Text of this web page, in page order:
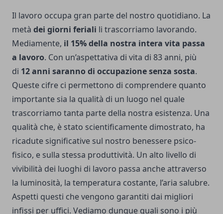
Il lavoro occupa gran parte del nostro quotidiano. La
metà dei giorni feriali li trascorriamo lavorando.
Mediamente, il 15% della nostra intera vita passa
a lavoro. Con un’aspettativa di vita di 83 anni, più
di 12 anni saranno di occupazione senza sosta.
Queste cifre ci permettono di comprendere quanto
importante sia la qualità di un luogo nel quale
trascorriamo tanta parte della nostra esistenza. Una
qualità che, è stato scientificamente dimostrato, ha
ricadute significative sul nostro benessere psico-
fisico, e sulla stessa produttività. Un alto livello di
vivibilità dei luoghi di lavoro passa anche attraverso
la luminosità, la temperatura costante, l’aria salubre.
Aspetti questi che vengono garantiti dai migliori
infissi per uffici. Vediamo dunque quali sono i più